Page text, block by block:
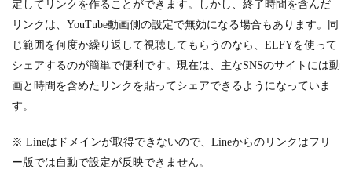
定してリンクを作ることができます。しかし、終了時間を含んだ
リンクは、YouTube動画側の設定で無効になる場合もあります。同
じ範囲を何度か繰り返して視聴してもらうのなら、ELFYを使って
シェアするのが簡単で便利です。現在は、主なSNSのサイトには動
画と時間を含めたリンクを貼ってシェアできるようになっていま
す。
※ Lineはドメインが取得できないので、Lineからのリンクはフリ
ー版では自動で設定が反映できません。